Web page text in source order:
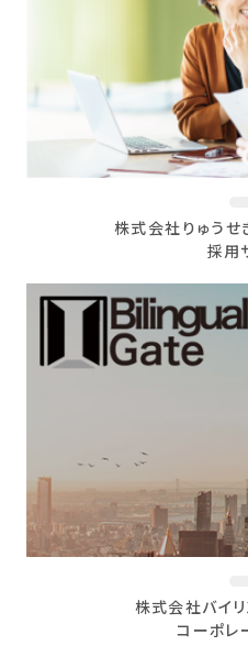
株式会社りゅうせ
採用
株式会社バイ
コーポレ